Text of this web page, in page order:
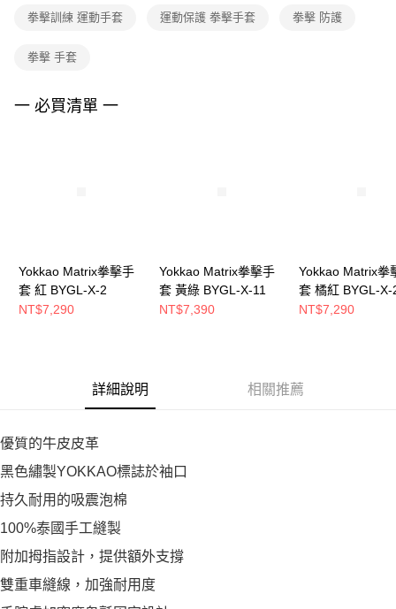
權轉讓予恩沛科技股份有限公司。
３．未成年的使用者請事先徵得法定代理人或監護人之同意方可使用
４．使用「AFTEE先享後付」時，將依據個別帳號之用戶狀況，依本公司即
拳擊訓練 運動手套 運動保護 拳擊手套 拳擊 防護
拳擊 手套
一 必買清單 一
Yokkao Matrix拳擊手
套 紅 BYGL-X-2
NT$7,290
Yokkao Matrix拳擊手
套 黃綠 BYGL-X-11
NT$7,390
Yokkao Matrix拳
套 橘紅 BYGL-X-
NT$7,290
詳細說明 相關推薦
優質的牛皮皮革
黑色繡製YOKKAO標誌於袖口
持久耐用的吸震泡棉
100%泰國手工縫製
附加拇指設計，提供額外支撐
雙重車縫線，加強耐用度